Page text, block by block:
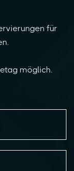
für
möglich.